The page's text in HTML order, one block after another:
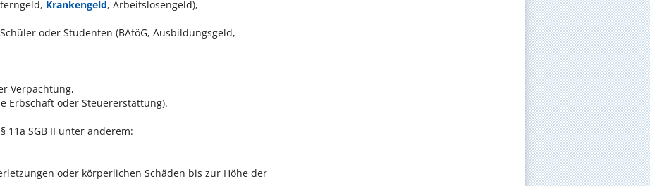
Krankengeld, Arbeitslosengeld),
oder Studenten (BAföG, Ausbildungsgeld,
Verpachtung,
Erbschaft oder Steuererstattung).
11a SGB II unter anderem:
oder körperlichen Schäden bis zur Höhe der